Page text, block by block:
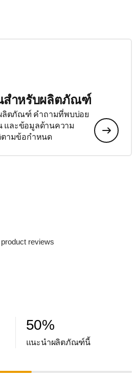
สำหรับผลิตภัณฑ์
ลิตภัณฑ์ คำถามที่พบบ่อย
และข้อมูลด้านความ
ามข้อกำหนด
reviews
50%
แนะนำผลิตภัณฑ์นี้